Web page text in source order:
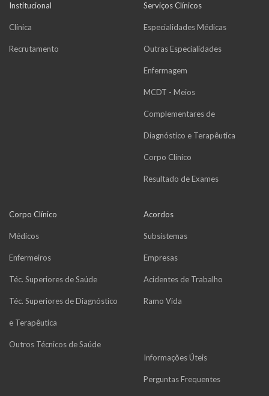
Institucional
Clínica
Recrutamento
Serviços Clínicos
Especialidades Médicas
Outras Especialidades
Enfermagem
MCDT - Meios
Complementares de
Diagnóstico e Terapêutica
Corpo Clínico
Resultado de Exames
Corpo Clínico
Médicos
Enfermeiros
Téc. Superiores de Saúde
Téc. Superiores de Diagnóstico
e Terapêutica
Outros Técnicos de Saúde
Acordos
Subsistemas
Empresas
Acidentes de Trabalho
Ramo Vida
Informações Úteis
Perguntas Frequentes